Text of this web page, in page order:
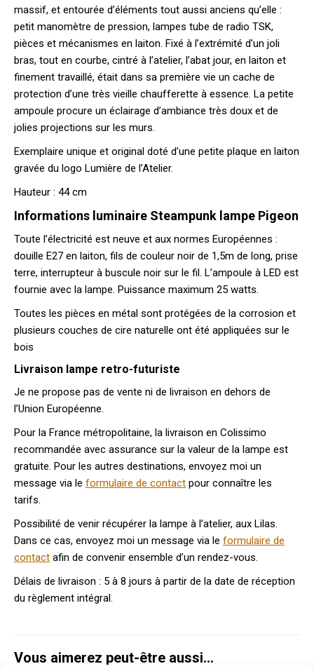
massif, et entourée d’éléments tout aussi anciens qu’elle :
petit manomètre de pression, lampes tube de radio TSK,
pièces et mécanismes en laiton. Fixé à l’extrémité d’un joli
bras, tout en courbe, cintré à l’atelier, l’abat jour, en laiton et
finement travaillé, était dans sa première vie un cache de
protection d’une très vieille chaufferette à essence. La petite
ampoule procure un éclairage d’ambiance très doux et de
jolies projections sur les murs.
Exemplaire unique et original doté d’une petite plaque en laiton
gravée du logo Lumière de l’Atelier.
Hauteur : 44 cm
Informations luminaire Steampunk lampe Pigeon
Toute l’électricité est neuve et aux normes Européennes :
douille E27 en laiton, fils de couleur noir de 1,5m de long, prise
terre, interrupteur à buscule noir sur le fil. L’ampoule à LED est
fournie avec la lampe. Puissance maximum 25 watts.
Toutes les pièces en métal sont protégées de la corrosion et
plusieurs couches de cire naturelle ont été appliquées sur le
bois
Livraison lampe retro-futuriste
Je ne propose pas de vente ni de livraison en dehors de
l’Union Européenne.
Pour la France métropolitaine, la livraison en Colissimo
recommandée avec assurance sur la valeur de la lampe est
gratuite. Pour les autres destinations, envoyez moi un
message via le formulaire de contact pour connaître les
tarifs.
Possibilité de venir récupérer la lampe à l’atelier, aux Lilas.
Dans ce cas, envoyez moi un message via le formulaire de
contact afin de convenir ensemble d’un rendez-vous.
Délais de livraison : 5 à 8 jours à partir de la date de réception
du règlement intégral.
Vous aimerez peut-être aussi…